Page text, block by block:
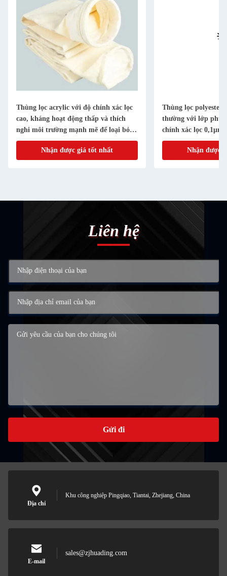
Thùng lọc acrylic với độ chính xác lọc
cao, kháng hoạt động thấp và thích
nghi môi trường mạnh mẽ để loại bỏ
bụi công nghiệp
Nhận được giá tốt nhất
Thùng lọc polyester
thường với lớp phủ
chính xác lọc 0,1μm
công nghiệp
Nhận được
Liên hệ
Gửi đi
Địa chỉ
Khu công nghiệp Pingqiao, Tiantai, Zhejiang, China
E-mail
sales@zjhuading.com